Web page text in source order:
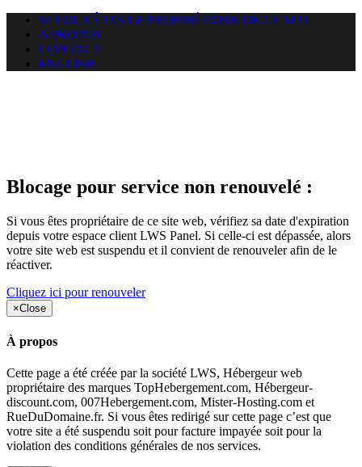
SI VOUS ÊTES LE PROPRIÉTAIRE DE CE SITE
A PROPOS
CONTACT
ENGLISH
Blocage pour service non renouvelé :
Si vous êtes propriétaire de ce site web, vérifiez sa date d'expiration
depuis votre espace client LWS Panel. Si celle-ci est dépassée, alors
votre site web est suspendu et il convient de renouveler afin de le
réactiver.
Cliquez ici pour renouveler
×Close
À propos
Cette page a été créée par la société LWS, Hébergeur web
propriétaire des marques TopHebergement.com, Hébergeur-
discount.com, 007Hebergement.com, Mister-Hosting.com et
RueDuDomaine.fr. Si vous êtes redirigé sur cette page c’est que
votre site a été suspendu soit pour facture impayée soit pour la
violation des conditions générales de nos services.